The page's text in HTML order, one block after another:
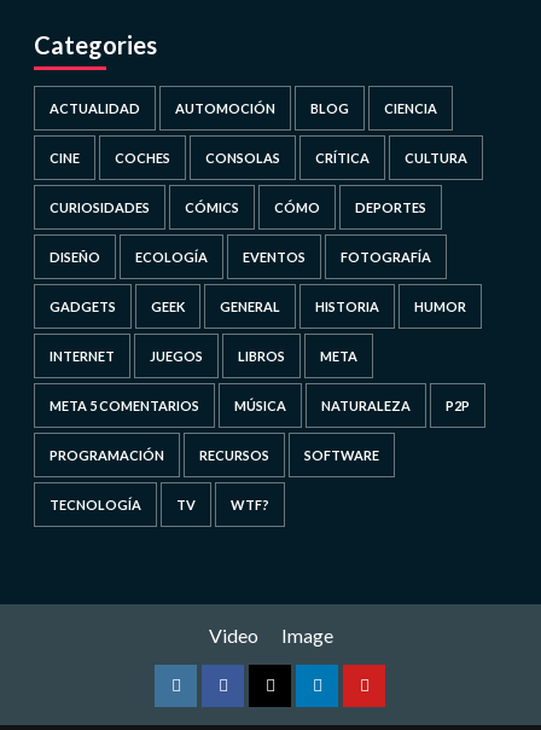
Categories
ACTUALIDAD AUTOMOCIÓN BLOG CIENCIA
CINE COCHES CONSOLAS CRÍTICA CULTURA
CURIOSIDADES CÓMICS CÓMO DEPORTES
DISEÑO ECOLOGÍA EVENTOS FOTOGRAFÍA
GADGETS GEEK GENERAL HISTORIA HUMOR
INTERNET JUEGOS LIBROS META
META 5 COMENTARIOS MÚSICA NATURALEZA P2P
PROGRAMACIÓN RECURSOS SOFTWARE
TECNOLOGÍA TV WTF?
Video Image
InstagramFacebookTwitterLinkedinYoutube